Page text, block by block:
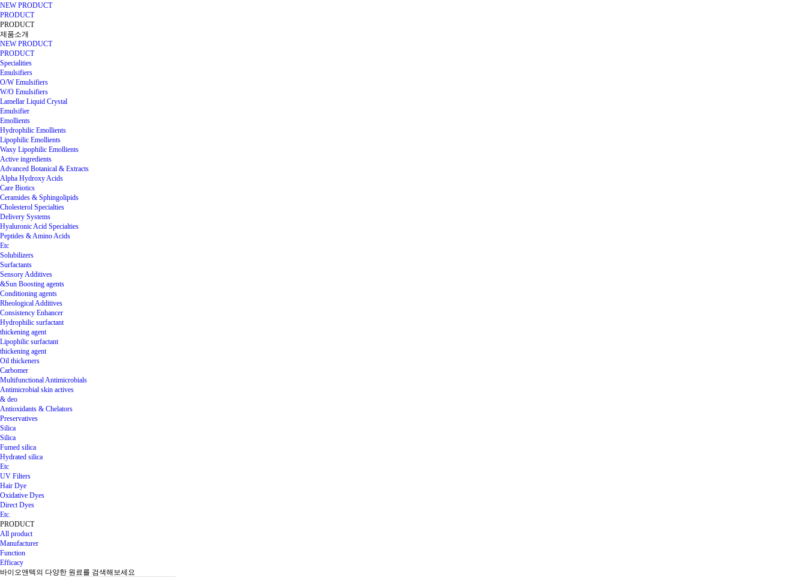
NEW PRODUCT
PRODUCT
PRODUCT
제품소개
NEW PRODUCT
PRODUCT
Specialities
Emulsifiers
O/W Emulsifiers
W/O Emulsifiers
Lamellar Liquid Crystal
Emulsifier
Emollients
Hydrophilic Emollients
Lipophilic Emollients
Waxy Lipophilic Emollients
Active ingredients
Advanced Botanical & Extracts
Alpha Hydroxy Acids
Care Biotics
Ceramides & Sphingolipids
Cholesterol Specialties
Delivery Systems
Hyaluronic Acid Specialties
Peptides & Amino Acids
Etc
Solubilizers
Surfactants
Sensory Additives
&Sun Boosting agents
Conditioning agents
Rheological Additives
Consistency Enhancer
Hydrophilic surfactant
thickening agent
Lipophilic surfactant
thickening agent
Oil thickeners
Carbomer
Multifunctional Antimicrobials
Antimicrobial skin actives
& deo
Antioxidants & Chelators
Preservatives
Silica
Silica
Fumed silica
Hydrated silica
Etc
UV Filters
Hair Dye
Oxidative Dyes
Direct Dyes
Etc.
PRODUCT
All product
Manufacturer
Function
Efficacy
바이오앤텍의 다양한 원료를 검색해보세요